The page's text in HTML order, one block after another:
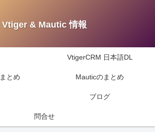
Vtiger & Mautic 情報
VtigerCRM 日本語DL
とめ Mauticのまとめ
ブログ
問合せ